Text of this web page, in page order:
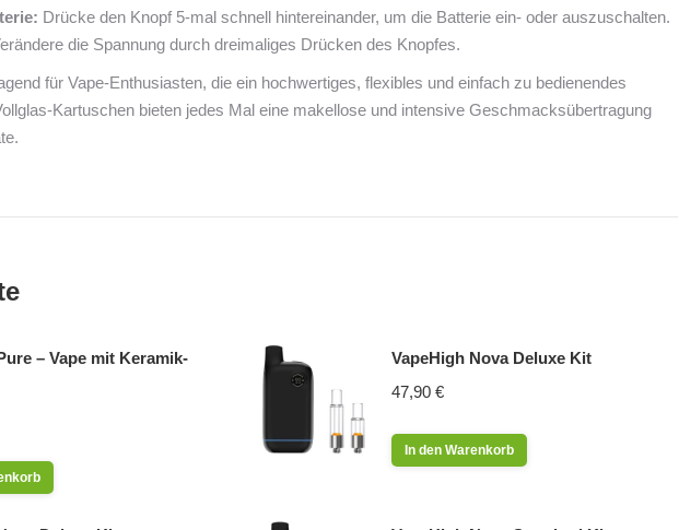
Drücke den Knopf 5-mal schnell hintereinander, um die Batterie ein- oder auszuschalten.
die Spannung durch dreimaliges Drücken des Knopfes.
für Vape-Enthusiasten, die ein hochwertiges, flexibles und einfach zu bedienendes
Kartuschen bieten jedes Mal eine makellose und intensive Geschmacksübertragung
– Vape mit Keramik-
VapeHigh Nova Deluxe Kit
47,90 €
In den Warenkorb